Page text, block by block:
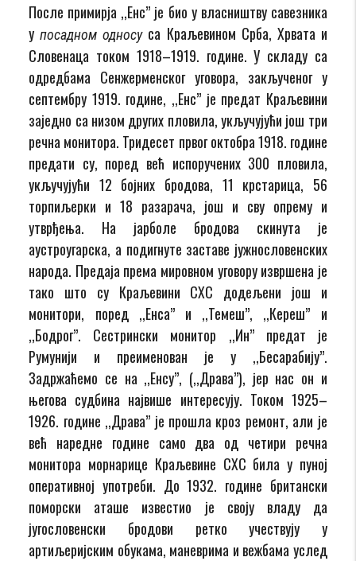
После примирја ,,Енс” је био у власништву савезника
упосадном односуса Краљевином Срба, Хрвата и
Словенаца током 1918–1919. године. У складу са
одредбама Сенжерменског уговора, закљученог у
септембру 1919. године, ,,Енс” је предат Краљевини
заједно са низом других пловила, укључујући још три
речна монитора. Тридесет првог октобра 1918. године
предати су, поред већ испоручених 300 пловила,
укључујући 12 бојних бродова, 11 крстарица, 56
торпиљерки и 18 разарача, још и сву опрему и
утврђења. На јарболе бродова скинута је
аустроугарска, а подигнуте заставе јужнословенских
народа. Предаја према мировном уговору извршена је
тако што су Краљевини СХС додељени још и
монитори, поред ,,Енса” и ,,Темеш”, ,,Кереш” и
,,Бодрог”. Сестрински монитор ,,Ин” предат је
Румунији и преименован је у ,,Бесарабију”.
Задржаћемо се на ,,Енсу”, (,,Драва”), јер нас он и
његова судбина највише интересују. Током 1925–
1926. године ,,Драва” је прошла кроз ремонт, али је
већ наредне године само два од четири речна
монитора морнарице Краљевине СХС била у пуној
оперативној употреби. До 1932. године британски
поморски аташе известио је своју владу да
југословенски бродови ретко учествују у
артиљеријским обукама, маневрима и вежбама услед